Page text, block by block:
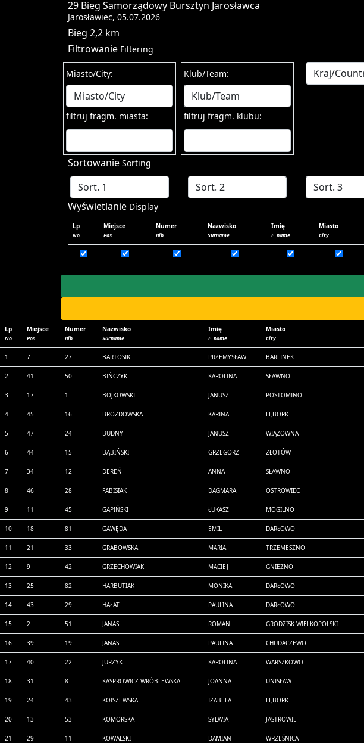
29 Bieg Samorządowy Bursztyn Jarosławca
Jarosławiec, 05.07.2026
Bieg 2,2 km
Filtrowanie Filtering
Miasto/City:
filtruj fragm. miasta:
Klub/Team:
filtruj fragm. klubu:
Sortowanie Sorting
Wyświetlanie Display
Lp
No.
Miejsce
Pos.
Numer
Bib
Nazwisko
Surname
Imię
F. name
Miasto
City
Lp
No.
Miejsce
Pos.
Numer
Bib
Nazwisko
Surname
Imię
F. name
Miasto
City
1 7 27 BARTOSIK PRZEMYSŁAW BARLINEK
2 41 50 BIŃCZYK KAROLINA SŁAWNO
3 17 1 BOJKOWSKI JANUSZ POSTOMINO
4 45 16 BROZDOWSKA KARINA LĘBORK
5 47 24 BUDNY JANUSZ WIĄZOWNA
6 44 15 BĄBIŃSKI GRZEGORZ ZŁOTÓW
7 34 12 DEREŃ ANNA SŁAWNO
8 46 28 FABISIAK DAGMARA OSTROWIEC
9 11 45 GAPIŃSKI ŁUKASZ MOGILNO
10 18 81 GAWĘDA EMIL DARŁOWO
11 21 33 GRABOWSKA MARIA TRZEMESZNO
12 9 42 GRZECHOWIAK MACIEJ GNIEZNO
13 25 82 HARBUTIAK MONIKA DARŁOWO
14 43 29 HAŁAT PAULINA DARŁOWO
15 2 51 JANAS ROMAN GRODZISK WIELKOPOLSKI
16 39 19 JANAS PAULINA CHUDACZEWO
17 40 22 JURZYK KAROLINA WARSZKOWO
18 31 8 KASPROWICZ-WRÓBLEWSKA JOANNA UNISŁAW
19 24 43 KOISZEWSKA IZABELA LĘBORK
20 13 53 KOMORSKA SYLWIA JASTROWIE
21 29 11 KOWALSKI DAMIAN WRZEŚNICA